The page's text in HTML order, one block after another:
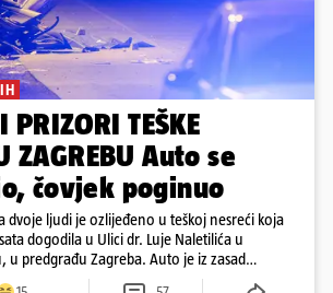
PRIZORI TEŠKE
ZAGREBU Auto se
čovjek poginuo
dvoje ljudi je ozlijeđeno u teškoj nesreći koja
dogodila u Ulici dr. Luje Naletilića u
u predgrađu Zagreba. Auto je iz zasad
sletio s kolnika, a od siline udara vozilo se